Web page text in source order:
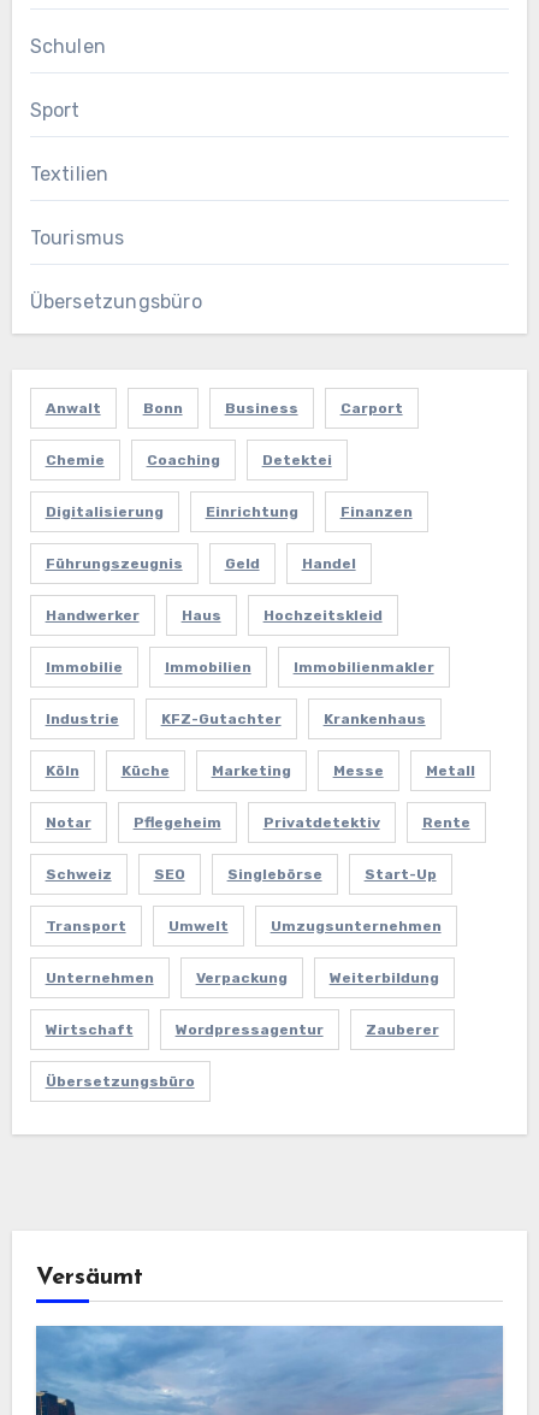
Schulen
Sport
Textilien
Tourismus
Übersetzungsbüro
Anwalt Bonn Business Carport
Chemie Coaching Detektei
Digitalisierung Einrichtung Finanzen
Führungszeugnis Geld Handel
Handwerker Haus Hochzeitskleid
Immobilie Immobilien Immobilienmakler
Industrie KFZ-Gutachter Krankenhaus
Köln Küche Marketing Messe Metall
Notar Pflegeheim Privatdetektiv Rente
Schweiz SEO Singlebörse Start-Up
Transport Umwelt Umzugsunternehmen
Unternehmen Verpackung Weiterbildung
Wirtschaft Wordpressagentur Zauberer
Übersetzungsbüro
Versäumt